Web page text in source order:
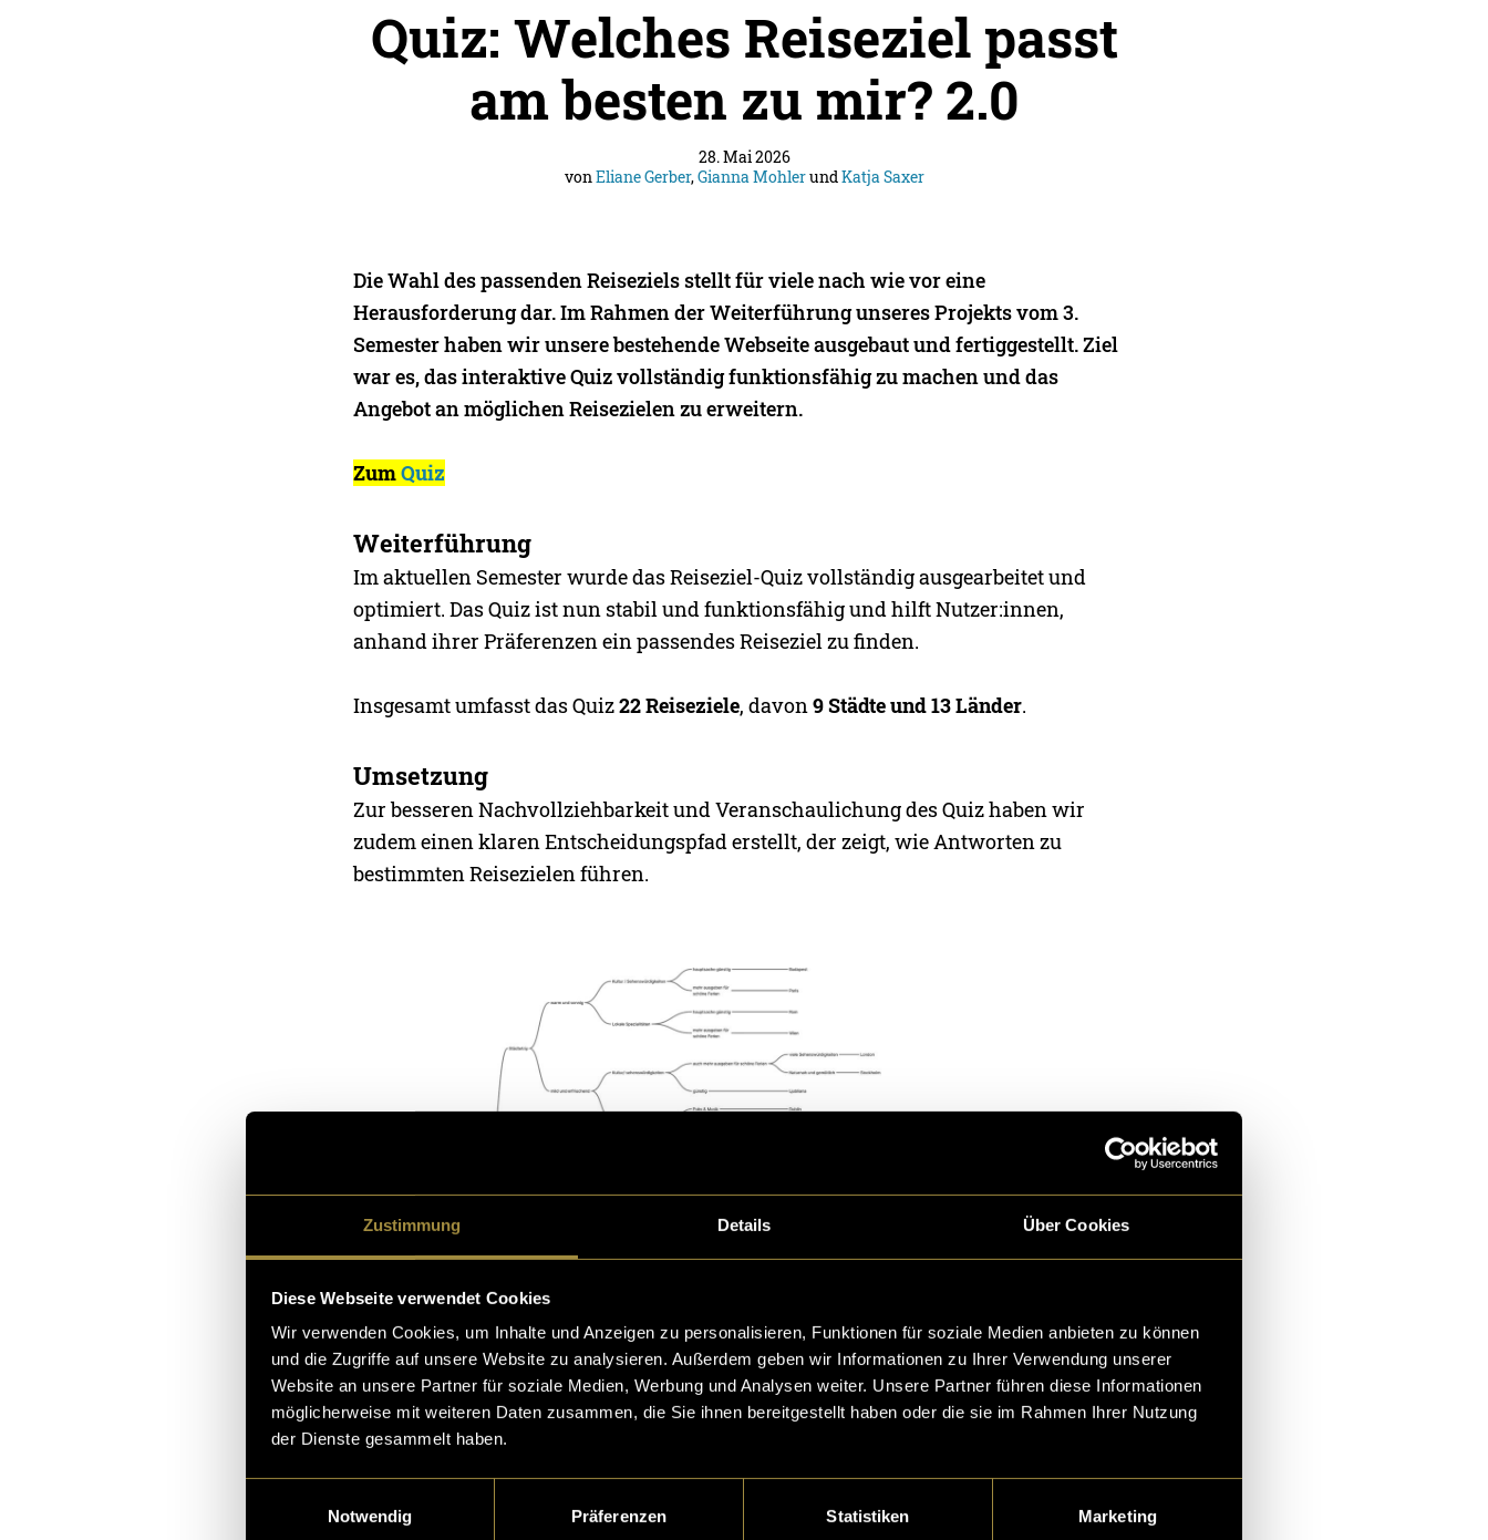
Zustimmung Details Über Cookies
Diese Webseite verwendet Cookies
Wir verwenden Cookies, um Inhalte und Anzeigen zu personalisieren, Funktionen für soziale Medien anbieten zu können
und die Zugriffe auf unsere Website zu analysieren. Außerdem geben wir Informationen zu Ihrer Verwendung unserer
Website an unsere Partner für soziale Medien, Werbung und Analysen weiter. Unsere Partner führen diese Informationen
möglicherweise mit weiteren Daten zusammen, die Sie ihnen bereitgestellt haben oder die sie im Rahmen Ihrer Nutzung
der Dienste gesammelt haben.
Notwendig
Präferenzen Statistiken Marketing
Quiz: Welches Reiseziel passt
am besten zu mir? 2.0
28. Mai 2026
vonEliane Gerber,Gianna MohlerundKatja Saxer
Die Wahl des passenden Reiseziels stellt für viele nach wie vor eine
Herausforderung dar. Im Rahmen der Weiterführung unseres Projekts vom 3.
Semester haben wir unsere bestehende Webseite ausgebaut und fertiggestellt. Ziel
war es, das interaktive Quiz vollständig funktionsfähig zu machen und das
Angebot an möglichen Reisezielen zu erweitern.
ZumQuiz
Weiterführung
Im aktuellen Semester wurde das Reiseziel-Quiz vollständig ausgearbeitet und
optimiert. Das Quiz ist nun stabil und funktionsfähig und hilft Nutzer:innen,
anhand ihrer Präferenzen ein passendes Reiseziel zu finden.
Insgesamt umfasst das Quiz22 Reiseziele, davon9 Städte und 13 Länder.
Umsetzung
Zur besseren Nachvollziehbarkeit und Veranschaulichung des Quiz haben wir
zudem einen klaren Entscheidungspfad erstellt, der zeigt, wie Antworten zu
bestimmten Reisezielen führen.
Bildmaterial stammt von uns selbst, was eine konsistente visuelle Gestaltung